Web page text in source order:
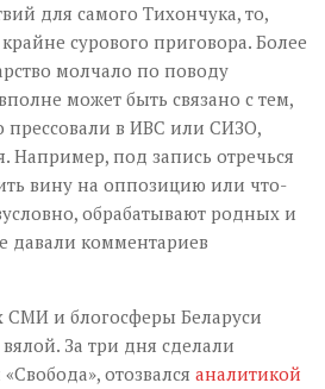
для самого Тихончука, то,
сурового приговора. Более
молчало по поводу
может быть связано с тем,
прессовали в ИВС или СИЗО,
Например, под запись отречься
вину на оппозицию или что-
обрабатывают родных и
давали комментариев
СМИ и блогосферы Беларуси
За три дня сделали
отозвался аналитикой